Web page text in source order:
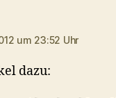
um 23:52 Uhr
dazu: